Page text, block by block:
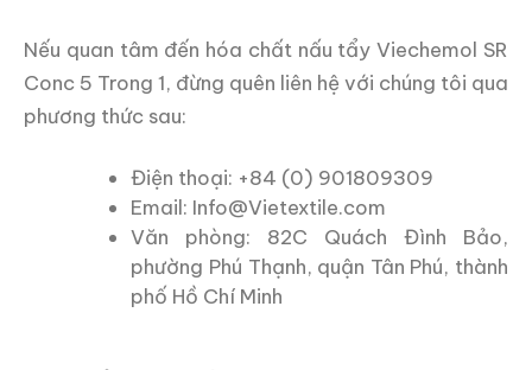
Nếu quan tâm đến hóa chất nấu tẩy Viechemol SR
Conc 5 Trong 1, đừng quên liên hệ với chúng tôi qua
phương thức sau:
Điện thoại: +84 (0) 901809309
Email: Info@Vietextile.com
Văn phòng: 82C Quách Đình Bảo,
phường Phú Thạnh, quận Tân Phú, thành
phố Hồ Chí Minh